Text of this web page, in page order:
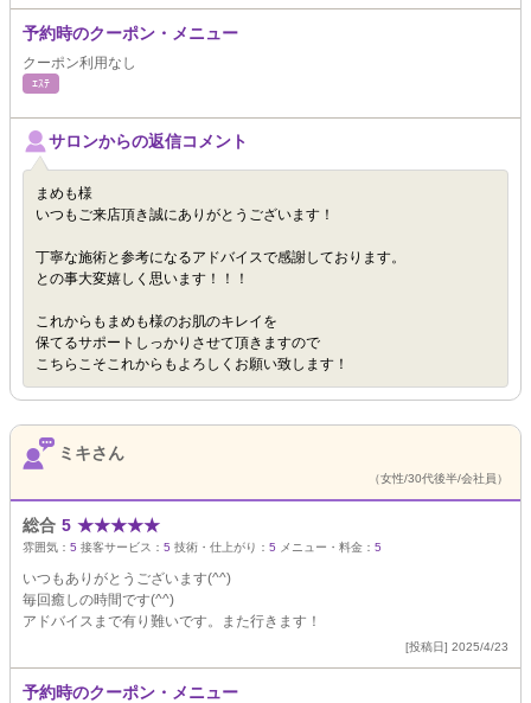
予約時のクーポン・メニュー
クーポン利用なし
ｴｽﾃ
サロンからの返信コメント
まめも様
いつもご来店頂き誠にありがとうございます！
丁寧な施術と参考になるアドバイスで感謝しております。
との事大変嬉しく思います！！！
これからもまめも様のお肌のキレイを
保てるサポートしっかりさせて頂きますので
こちらこそこれからもよろしくお願い致します！
ミキさん
（女性/30代後半/会社員）
総合 5 ★★★★★
雰囲気： 5 接客サービス： 5 技術・仕上がり： 5 メニュー・料金： 5
いつもありがとうございます(^^)
毎回癒しの時間です(^^)
アドバイスまで有り難いです。また行きます！
[投稿日] 2025/4/23
予約時のクーポン・メニュー